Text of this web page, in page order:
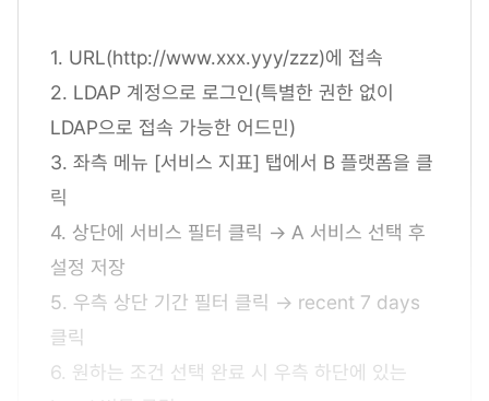
1. URL(http://www.xxx.yyy/zzz)에 접속
2. LDAP 계정으로 로그인(특별한 권한 없이
LDAP으로 접속 가능한 어드민)
3. 좌측 메뉴 [서비스 지표] 탭에서 B 플랫폼을 클
릭
4. 상단에 서비스 필터 클릭 → A 서비스 선택 후
설정 저장
5. 우측 상단 기간 필터 클릭 → recent 7 days
클릭
6. 원하는 조건 선택 완료 시 우측 하단에 있는